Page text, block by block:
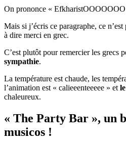
On prononce «
Mais si j’écris ce paragraphe, ce
à dire merci en grec.
C’est plutôt pour remercier les grecs
sympathie.
La température est chaude, les
l’animation est « calieeenteeeee » et
chaleureux.
« The Party Bar », un
musicos !